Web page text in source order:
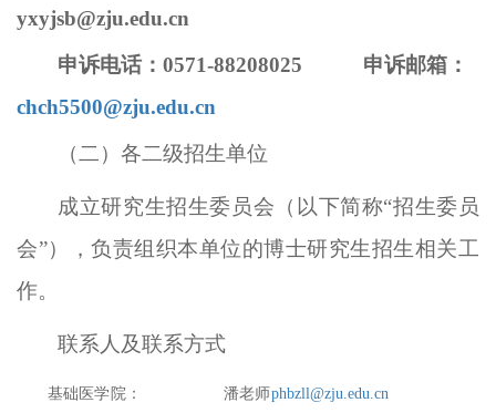
yxyjsb@zju.edu.cn
申诉电话 ： 0571-88208025 申诉邮箱：
chch5500@zju.edu.cn
（二）各二级招生单位
成立研究生招生委员会（以下简称“招生委员
会”），负责组织本单位的博士研究生招生相关工
作。
联系人及联系方式
基础医学院： 潘老师phbzll@zju.edu.cn